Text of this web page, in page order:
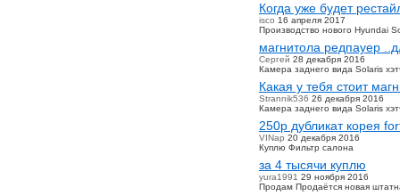
Когда уже будет
isco 16 апреля 2017
Производство нового Hyundai
магнитола редпауер
Сергей 28 декабря 2016
Камера заднего вида Solaris
Какая у тебя стоит
Strannik536 26 декабря 2016
Камера заднего вида Solaris
250р дубликат корея
VINap 20 декабря 2016
Куплю Фильтр салона
за 4 тысячи куплю
yura1991 29 ноября 2016
Продам Продаётся новая